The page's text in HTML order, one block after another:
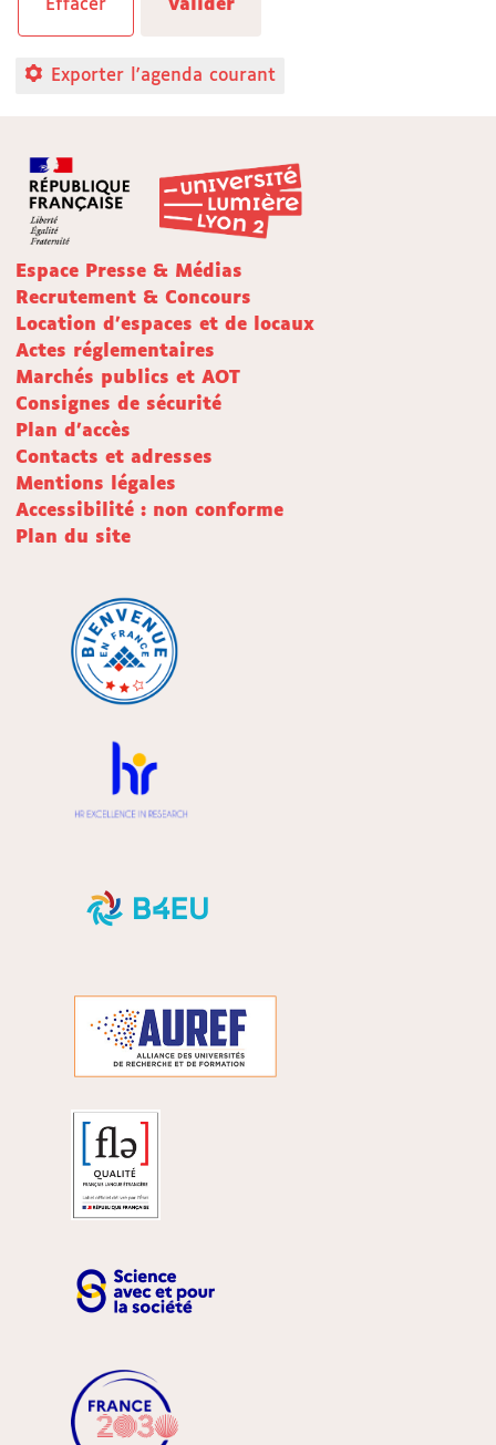
Exporter l'agenda courant
Espace Presse & Médias
Recrutement & Concours
Location d'espaces et de locaux
Actes réglementaires
Marchés publics et AOT
Consignes de sécurité
Plan d'accès
Contacts et adresses
Mentions légales
Accessibilité : non conforme
Plan du site